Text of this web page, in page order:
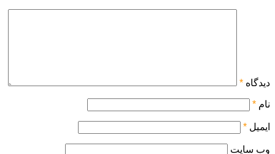
دیدگاه *
نام *
ایمیل *
وب‌ سایت